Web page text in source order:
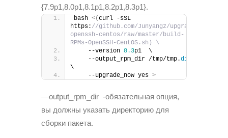
{7.9p1,8.0p1,8.1p1,8.2p1,8.3p1}.
bash <(curl -sSL
https: //github.com/Junyangz/upgrade-
openssh-centos/raw/master/build-
RPMs-OpenSSH-CentOS.sh) \
    --version
8.3p1  \
    --output_rpm_dir /tmp/tmp.
dirs
\
    --upgrade_now yes
>
—output_rpm_dir -обязательная опция,
вы должны указать директорию для
сборки пакета.